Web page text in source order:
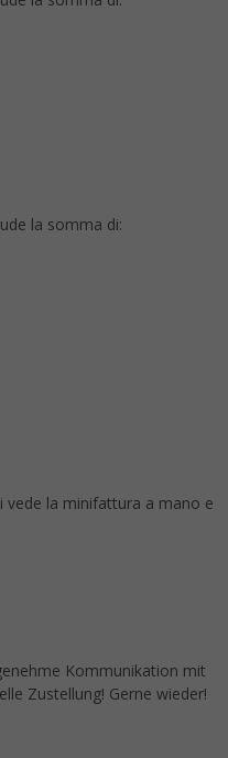
la somma di:
la minifattura a mano e
Kommunikation mit
Zustellung! Gerne wieder!